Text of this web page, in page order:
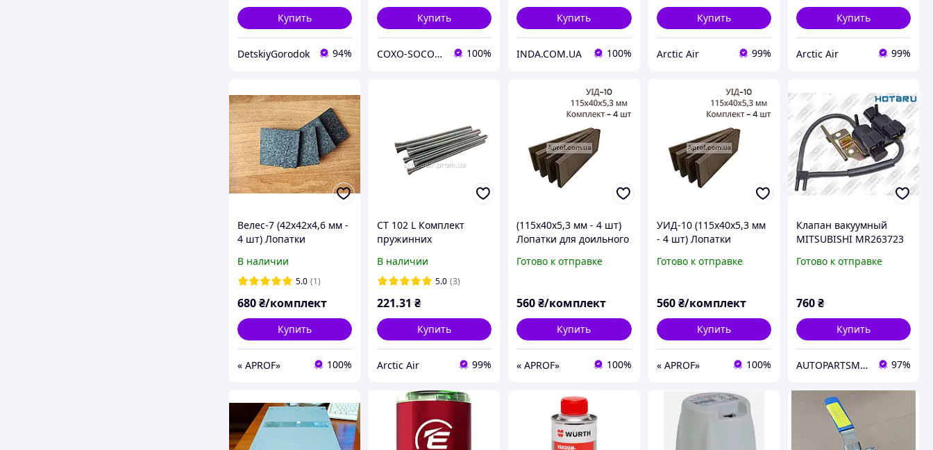
Купить
DetskiyGorodok 94%
Купить
СOXO-SOCO та Woodpecker - Офіційний представник в Україні. ЗНИЖКИ !!! 100%
Купить
INDA.COM.UA 100%
Купить
Arctic Air 99%
Купить
Arctic Air 99%
Велес-7 (42х42х4,6 мм -
4 шт) Лопатки
доильного аппарата
Велес-7
В наличии
5.0 (1)
680₴/комплект
Купить
« APROF» 100%
CT 102 L Комплект
пружинних
В наличии
5.0 (3)
221.31 ₴
Купить
Arctic Air 99%
(115х40х5,3 мм - 4 шт)
Лопатки для доильного
текстолитовые
Готово к отправке
560₴/комплект
Купить
« APROF» 100%
УИД-10 (115х40х5,3 мм
- 4 шт) Лопатки
доильного аппарата
Готово к отправке
560 ₴/комплект
Купить
« APROF» 100%
Клапан вакуумный
MITSUBISHI MR263723
Готово к отправке
760₴
Купить
AUTOPARTSMARKET 97%